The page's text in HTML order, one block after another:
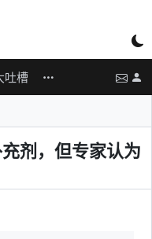
吐槽
剂，但专家认为